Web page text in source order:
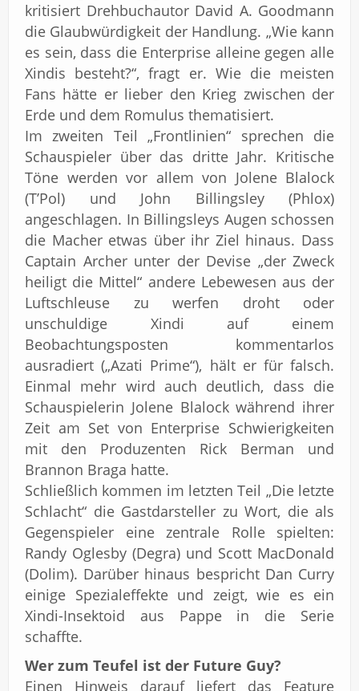
kritisiert Drehbuchautor David A. Goodmann
die Glaubwürdigkeit der Handlung. „Wie kann
es sein, dass die Enterprise alleine gegen alle
Xindis besteht?“, fragt er. Wie die meisten
Fans hätte er lieber den Krieg zwischen der
Erde und dem Romulus thematisiert.
Im zweiten Teil „Frontlinien“ sprechen die
Schauspieler über das dritte Jahr. Kritische
Töne werden vor allem von Jolene Blalock
(T’Pol) und John Billingsley (Phlox)
angeschlagen. In Billingsleys Augen schossen
die Macher etwas über ihr Ziel hinaus. Dass
Captain Archer unter der Devise „der Zweck
heiligt die Mittel“ andere Lebewesen aus der
Luftschleuse zu werfen droht oder
unschuldige Xindi auf einem
Beobachtungsposten kommentarlos
ausradiert („Azati Prime“), hält er für falsch.
Einmal mehr wird auch deutlich, dass die
Schauspielerin Jolene Blalock während ihrer
Zeit am Set von Enterprise Schwierigkeiten
mit den Produzenten Rick Berman und
Brannon Braga hatte.
Schließlich kommen im letzten Teil „Die letzte
Schlacht“ die Gastdarsteller zu Wort, die als
Gegenspieler eine zentrale Rolle spielten:
Randy Oglesby (Degra) und Scott MacDonald
(Dolim). Darüber hinaus bespricht Dan Curry
einige Spezialeffekte und zeigt, wie es ein
Xindi-Insektoid aus Pappe in die Serie
schaffte.
Wer zum Teufel ist der Future Guy?
Einen Hinweis darauf liefert das Feature